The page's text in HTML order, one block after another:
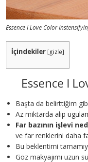
Essence I Love Color
İçindekiler [gizle]
Essence I
Başta da belirttiğim gibi
Az miktarda alıp
Far bazının işlevi
ve far renklerini daha
Bu beklentimi
Göz makyajımı uzun